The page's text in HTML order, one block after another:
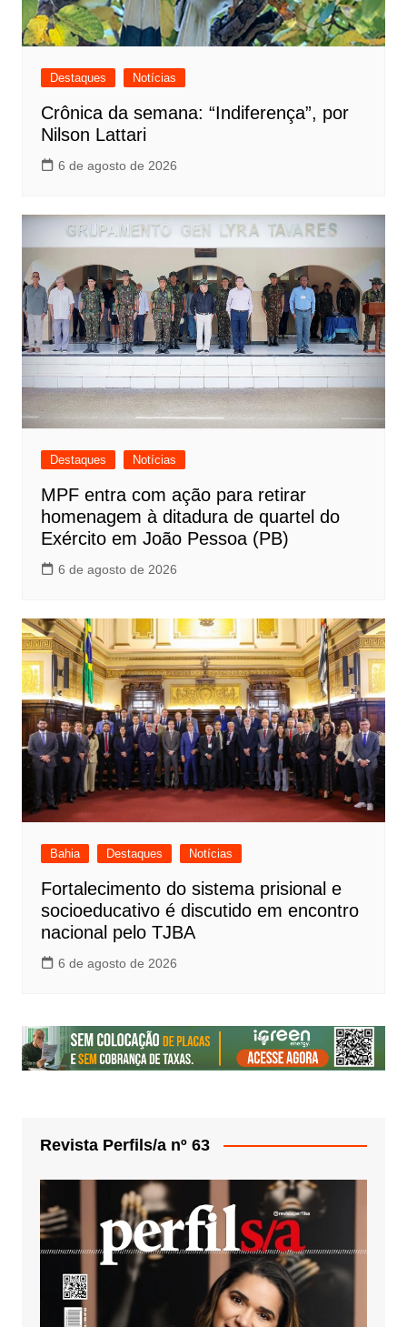
Destaques Notícias
Crônica da semana: “Indiferença”, por
Nilson Lattari
6 de agosto de 2026
Destaques Notícias
MPF entra com ação para retirar
homenagem à ditadura de quartel do
Exército em João Pessoa (PB)
6 de agosto de 2026
Bahia Destaques Notícias
Fortalecimento do sistema prisional e
socioeducativo é discutido em encontro
nacional pelo TJBA
6 de agosto de 2026
Revista Perfils/a nº 63